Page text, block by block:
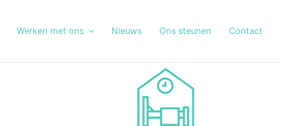
Werken met ons Nieuws Ons steunen Contact